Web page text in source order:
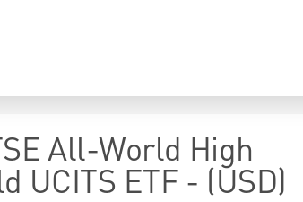
All-World High
UCITS ETF - (USD)